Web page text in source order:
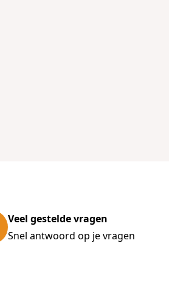
Veel gestelde vragen
Snel antwoord op je vragen